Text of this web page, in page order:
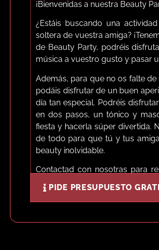
¡Bienvenidas a nuestra Beauty
¿Estáis buscando una
soltera de vuestra amiga?
de Beauty Party, podréis
música a vuestro gusto y pasar
Además, para que no os falte
podáis disfrutar de un buen
día tan especial. Podréis
en dos pasos, un tónico y
fiesta y hacerla súper divertida.
de todo para que tú y tus
beauty inolvidable.
Contactad con nosotras para
experiencia que nunca
PIDE PRESUPUESTO